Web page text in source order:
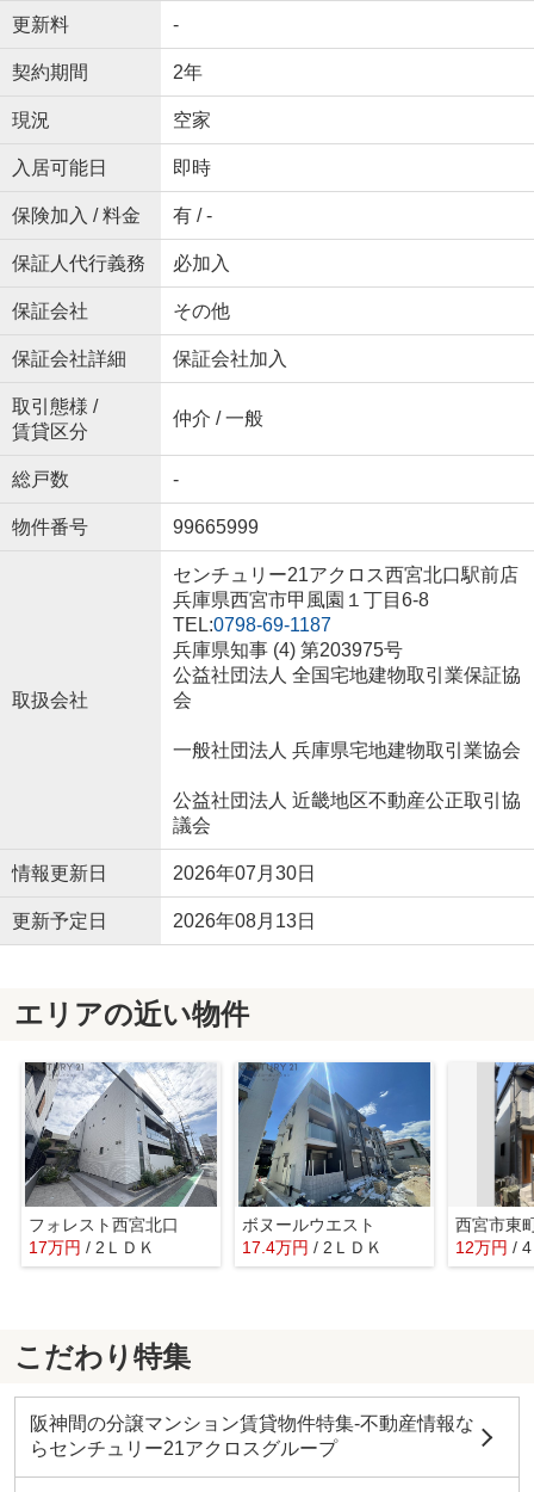
更新料 -
契約期間 2年
現況 空家
入居可能日 即時
保険加入 / 料金 有 / -
保証人代行義務 必加入
保証会社 その他
保証会社詳細 保証会社加入
取引態様 /
賃貸区分
仲介 / 一般
総戸数 -
物件番号 99665999
取扱会社
センチュリー21アクロス西宮北口駅前店
兵庫県西宮市甲風園１丁目6-8
TEL:0798-69-1187
兵庫県知事 (4) 第203975号
公益社団法人 全国宅地建物取引業保証協
会
一般社団法人 兵庫県宅地建物取引業協会
公益社団法人 近畿地区不動産公正取引協
議会
情報更新日 2026年07月30日
更新予定日 2026年08月13日
エリアの近い物件
フォレスト西宮北口
17万円 / 2ＬＤＫ
ボヌールウエスト
17.4万円/ 2ＬＤＫ
西宮市東
12万円/
こだわり特集
阪神間の分譲マンション賃貸物件特集-不動産情報な
らセンチュリー21アクロスグループ